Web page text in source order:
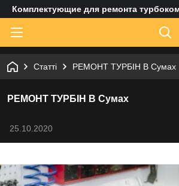
Комплектующие для ремонта
Статті РЕМОНТ ТУРБІН В Сумах
РЕМОНТ ТУРБІН В Сумах
25.10.2020